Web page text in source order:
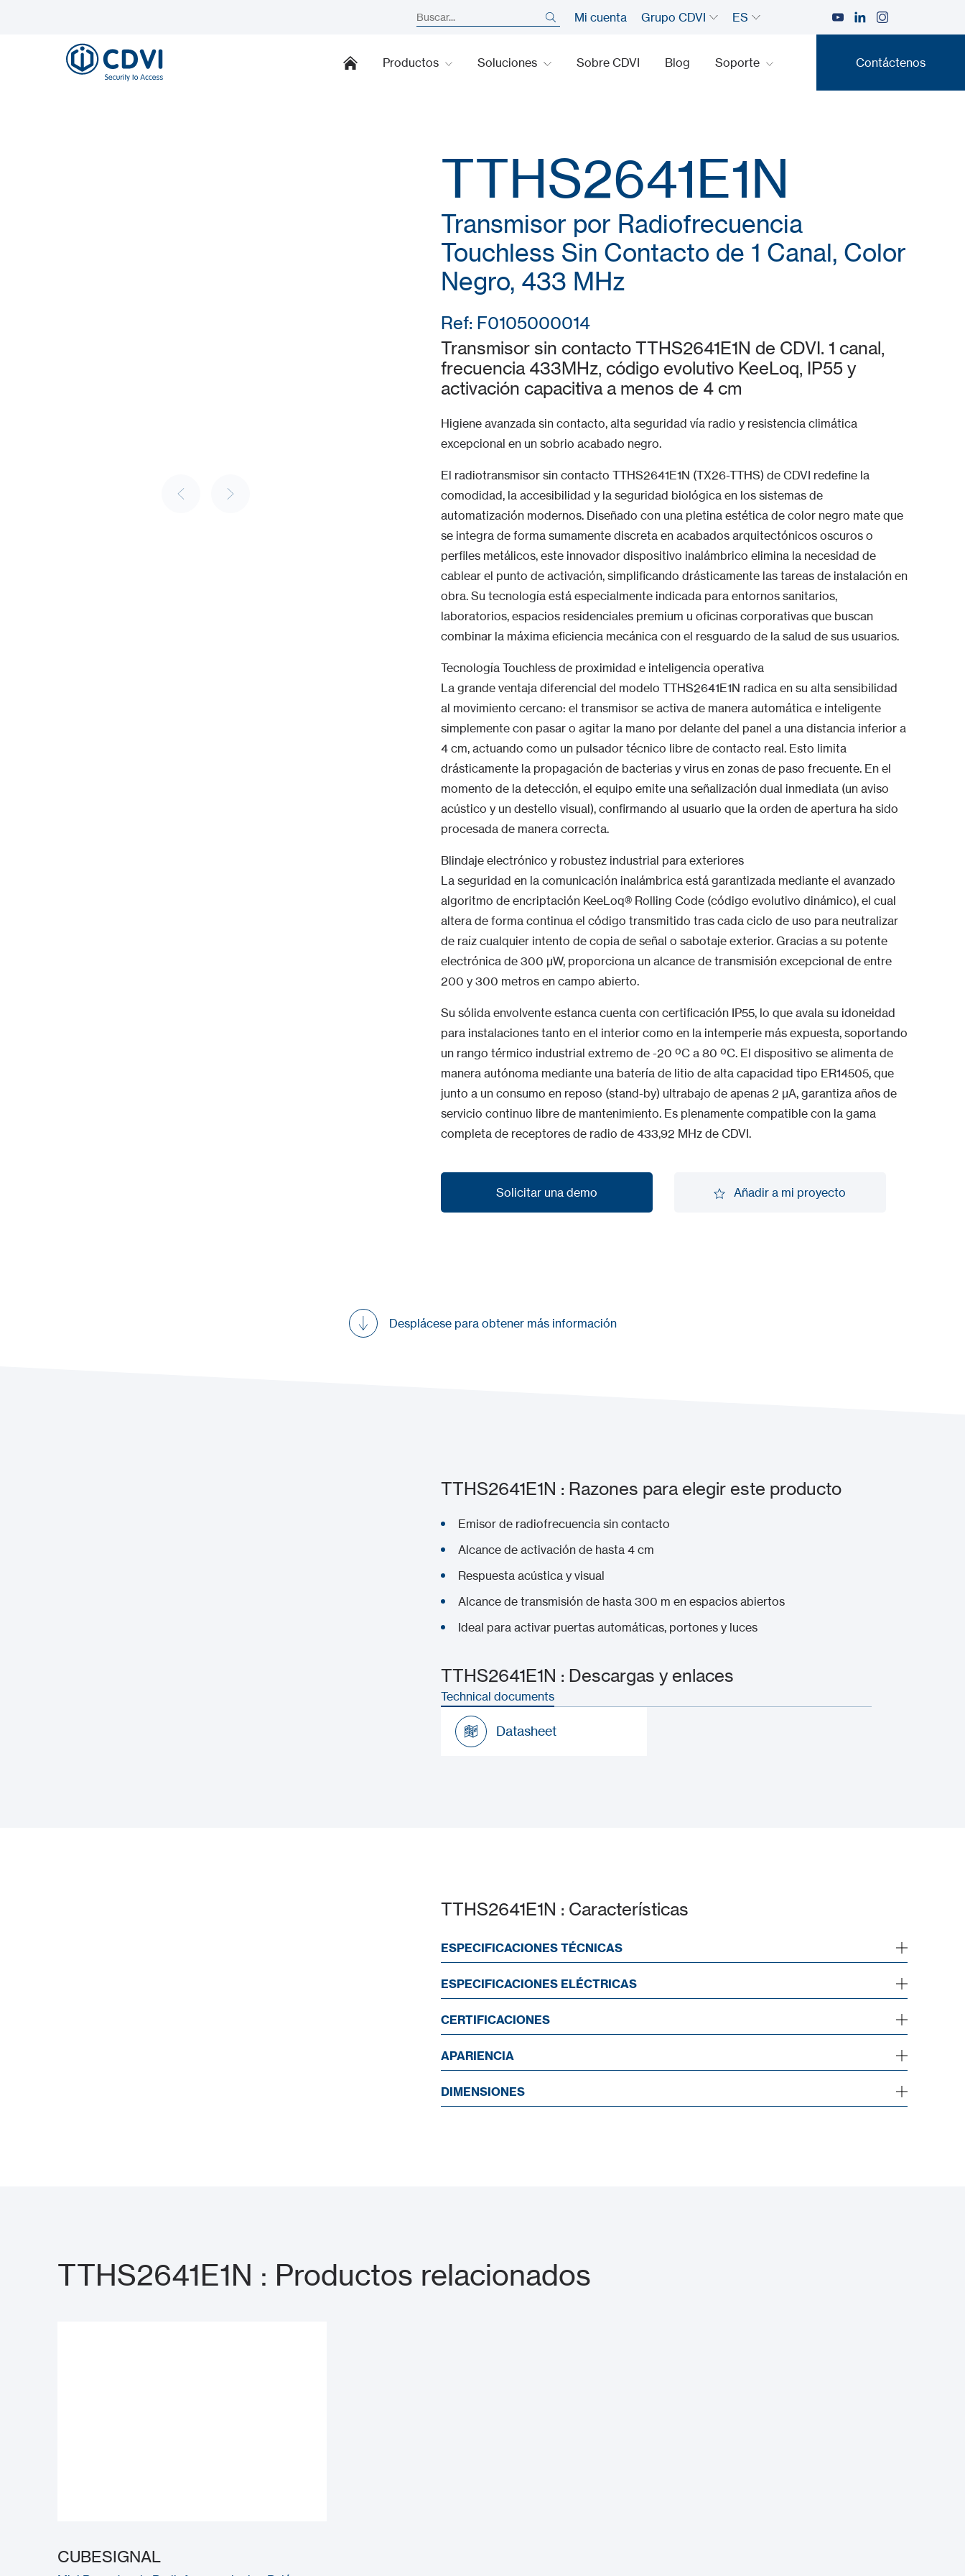
Mi cuenta Grupo CDVI ES
Productos Soluciones Sobre CDVI Blog Soporte Contáctenos
TTHS2641E1N
Transmisor por Radiofrecuencia
Touchless Sin Contacto de 1 Canal, Color
Negro, 433 MHz
Ref: F0105000014
Transmisor sin contacto TTHS2641E1N de CDVI. 1 canal,
frecuencia 433MHz, código evolutivo KeeLoq, IP55 y
activación capacitiva a menos de 4 cm
Higiene avanzada sin contacto, alta seguridad vía radio y resistencia climática
excepcional en un sobrio acabado negro.
El radiotransmisor sin contacto TTHS2641E1N (TX26-TTHS) de CDVI redefine la
comodidad, la accesibilidad y la seguridad biológica en los sistemas de
automatización modernos. Diseñado con una pletina estética de color negro mate que
se integra de forma sumamente discreta en acabados arquitectónicos oscuros o
perfiles metálicos, este innovador dispositivo inalámbrico elimina la necesidad de
cablear el punto de activación, simplificando drásticamente las tareas de instalación en
obra. Su tecnología está especialmente indicada para entornos sanitarios,
laboratorios, espacios residenciales premium u oficinas corporativas que buscan
combinar la máxima eficiencia mecánica con el resguardo de la salud de sus usuarios.
Tecnología Touchless de proximidad e inteligencia operativa
La grande ventaja diferencial del modelo TTHS2641E1N radica en su alta sensibilidad
al movimiento cercano: el transmisor se activa de manera automática e inteligente
simplemente con pasar o agitar la mano por delante del panel a una distancia inferior a
4 cm, actuando como un pulsador técnico libre de contacto real. Esto limita
drásticamente la propagación de bacterias y virus en zonas de paso frecuente. En el
momento de la detección, el equipo emite una señalización dual inmediata (un aviso
acústico y un destello visual), confirmando al usuario que la orden de apertura ha sido
procesada de manera correcta.
Blindaje electrónico y robustez industrial para exteriores
La seguridad en la comunicación inalámbrica está garantizada mediante el avanzado
algoritmo de encriptación KeeLoq® Rolling Code (código evolutivo dinámico), el cual
altera de forma continua el código transmitido tras cada ciclo de uso para neutralizar
de raíz cualquier intento de copia de señal o sabotaje exterior. Gracias a su potente
electrónica de 300 µW, proporciona un alcance de transmisión excepcional de entre
200 y 300 metros en campo abierto.
Su sólida envolvente estanca cuenta con certificación IP55, lo que avala su idoneidad
para instalaciones tanto en el interior como en la intemperie más expuesta, soportando
un rango térmico industrial extremo de -20 ºC a 80 ºC. El dispositivo se alimenta de
manera autónoma mediante una batería de litio de alta capacidad tipo ER14505, que
junto a un consumo en reposo (stand-by) ultrabajo de apenas 2 µA, garantiza años de
servicio continuo libre de mantenimiento. Es plenamente compatible con la gama
completa de receptores de radio de 433,92 MHz de CDVI.
Solicitar una demo Añadir a mi proyecto
Desplácese para obtener más información
TTHS2641E1N : Razones para elegir este producto
Emisor de radiofrecuencia sin contacto
Alcance de activación de hasta 4 cm
Respuesta acústica y visual
Alcance de transmisión de hasta 300 m en espacios abiertos
Ideal para activar puertas automáticas, portones y luces
TTHS2641E1N : Descargas y enlaces
Technical documents
Datasheet
TTHS2641E1N : Características
ESPECIFICACIONES TÉCNICAS
ESPECIFICACIONES ELÉCTRICAS
CERTIFICACIONES
APARIENCIA
DIMENSIONES
TTHS2641E1N : Productos relacionados
CUBESIGNAL